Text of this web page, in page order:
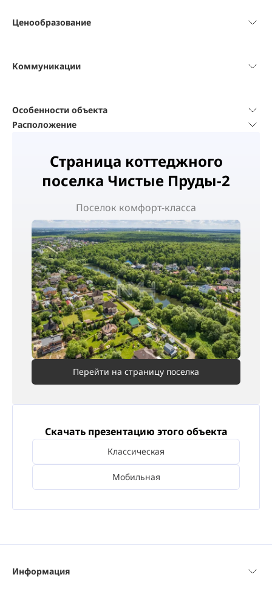
Ценообразование
Коммуникации
Особенности объекта
Расположение
Страница коттеджного
поселка Чистые Пруды-2
Поселок комфорт-класса
Перейти на страницу поселка
Скачать презентацию этого объекта
Классическая
Мобильная
Информация